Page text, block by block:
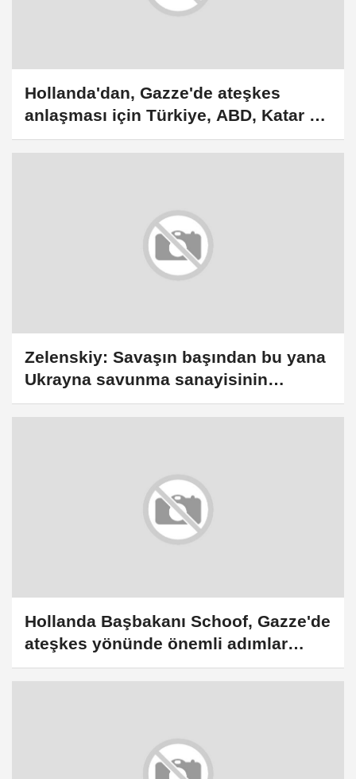
Hollanda'dan, Gazze'de ateşkes
anlaşması için Türkiye, ABD, Katar ve
Mısır'a teşekkür
Zelenskiy: Savaşın başından bu yana
Ukrayna savunma sanayisinin
potansiyeli onlarca kat arttı
Hollanda Başbakanı Schoof, Gazze'de
ateşkes yönünde önemli adımlar
atıldığını belirtti